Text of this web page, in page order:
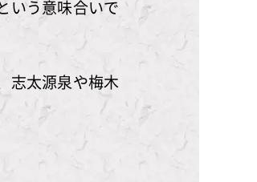
いう意味合いで
志太源泉や梅木